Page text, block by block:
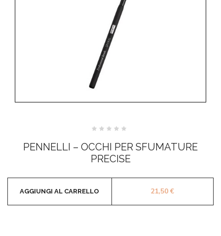
su
5
PENNELLI – OCCHI PER SFUMATURE
PRECISE
21,50€
AGGIUNGI AL CARRELLO